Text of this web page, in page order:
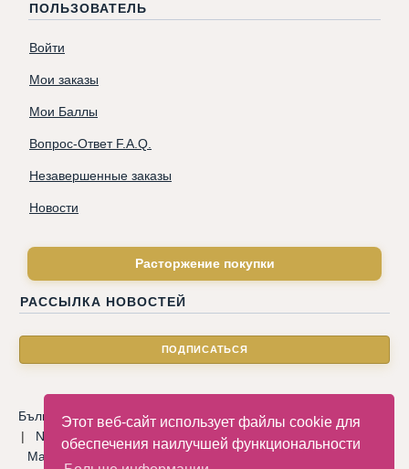
Этот веб-сайт использует файлы cookie для
обеспечения наилучшей функциональности
ПОЛЬЗОВАТЕЛЬ
Войти
Мои заказы
Мои Баллы
Вопрос-Ответ F.A.Q.
Незавершенные заказы
Новости
Расторжение покупки
РАССЫЛКА НОВОСТЕЙ
Български|Català|Deutsche|Hrvatski|Čeština |Dansk
| Nederlandse Eesti keel
Magyar
Latviski Norsk| Polski